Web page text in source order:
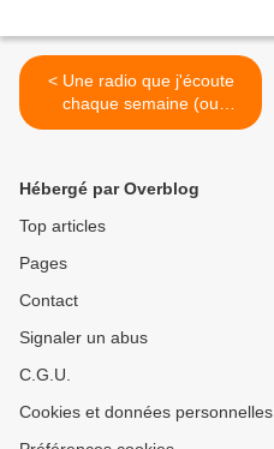
< Une radio que j'écoute
chaque semaine (ou
presque)...
Hébergé par Overblog
Top articles
Pages
Contact
Signaler un abus
C.G.U.
Cookies et données personnelles